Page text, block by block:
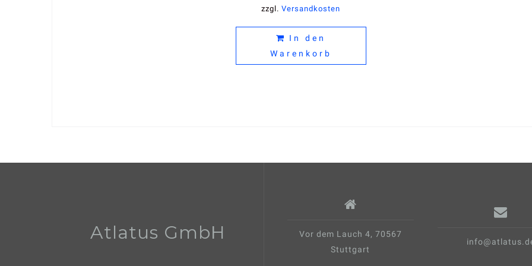
zzgl.Versandkosten
In den
Warenkorb
Atlatus GmbH
Vor dem Lauch 4, 70567
Stuttgart